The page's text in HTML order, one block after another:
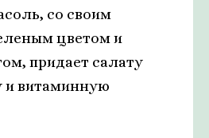
со своим
цветом и
придает салату
и витаминную